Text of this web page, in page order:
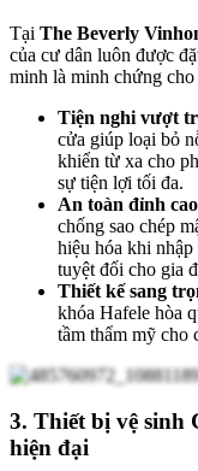
Tại The Beverly
của cư dân luôn được
minh là minh chứng
Tiện nghi vượt
cửa giúp loại bỏ
khiển từ xa cho
sự tiện lợi tối đa.
An toàn đỉnh cao
chống sao chép
hiệu hóa khi nhập
tuyệt đối cho gia
Thiết kế sang
khóa Hafele hòa
tầm thẩm mỹ cho
3. Thiết bị vệ sinh
hiện đại